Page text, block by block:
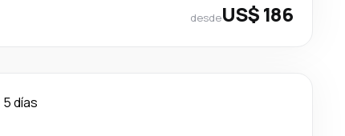
desdeUS$ 186
5 días